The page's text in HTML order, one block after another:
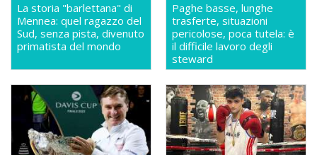
La storia "barlettana" di
Mennea: quel ragazzo del
Sud, senza pista, divenuto
primatista del mondo
Paghe basse, lunghe
trasferte, situazioni
pericolose, poca tutela: è
il difficile lavoro degli
steward